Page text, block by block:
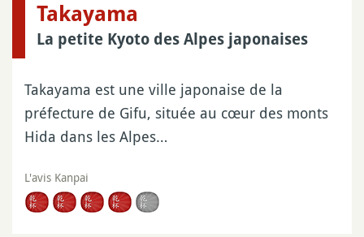
Takayama
La petite Kyoto des Alpes japonaises
Takayama est une ville japonaise de la
préfecture de Gifu, située au cœur des monts
Hida dans les Alpes…
L'avis Kanpai